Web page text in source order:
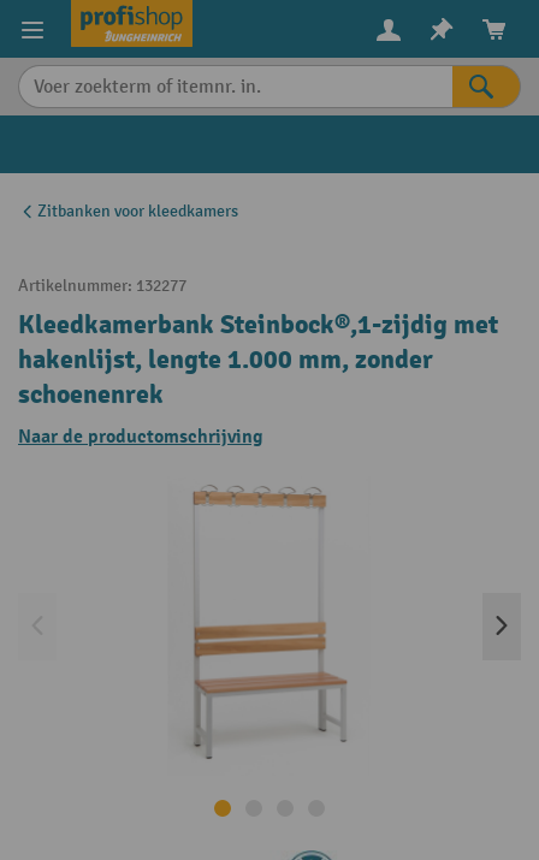
content
Zitbanken voor kleedkamers
Artikelnummer: 132277
Kleedkamerbank Steinbock®,1-zijdig met
hakenlijst, lengte 1.000 mm, zonder
schoenenrek
Naar de productomschrijving